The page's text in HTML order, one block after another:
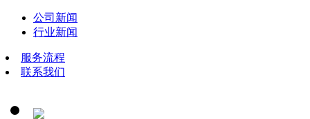
公司新闻
行业新闻
服务流程
联系我们